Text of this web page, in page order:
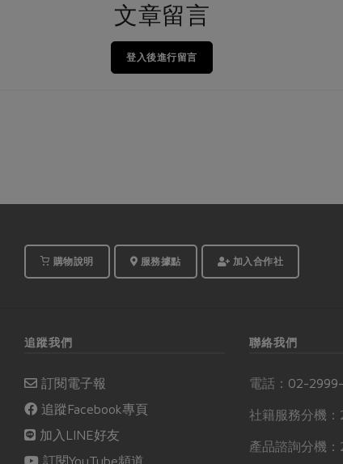
文章留言
登入後進行留言
購物說明 服務據點 加入合作社
追蹤我們
訂閱電子報
追蹤Facebook專頁
加入LINE好友
訂閱YouTube頻道
聯絡我們
電話： 02-
社籍服務分機：
產品諮詢分機：